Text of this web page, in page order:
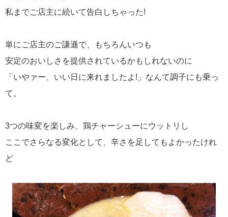
私までご店主に続いて告白しちゃった!
単にご店主のご謙遜で、もちろんいつも
安定のおいしさを提供されているかもしれないのに
「いやァー、いい日に来れましたよ!」なんて調子にも乗っ
て。
3つの味変を楽しみ、鶏チャーシューにウットリし
ここでさらなる変化として、辛さを足してもよかったけれ
ど